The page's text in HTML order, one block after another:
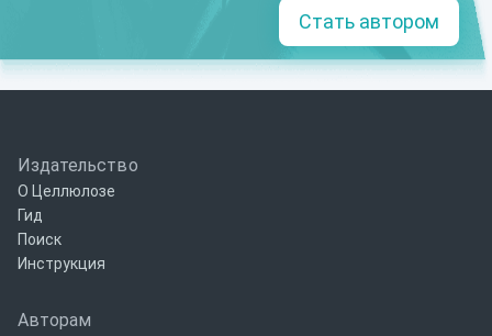
Стать автором
Издательство
О Целлюлозе
Гид
Поиск
Инструкция
Авторам